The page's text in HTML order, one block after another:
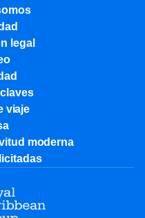
legal
viaje
moderna